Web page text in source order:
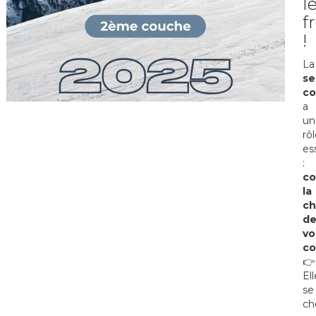
!
La
a
un
:
la
de
👉
se